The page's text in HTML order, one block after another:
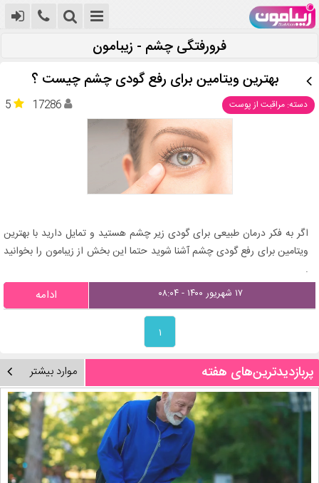
فرورفتگی چشم - زیبامون
بهترین ویتامین برای رفع گودی چشم چیست ؟
دسته: مراقبت از پوست 5 17286
اگر به فکر درمان طبیعی برای گودی زیر چشم هستید و تمایل دارید با بهترین
ویتامین برای رفع گودی چشم آشنا شوید حتما این بخش از زیبامون را بخوانید
.
۱۷ شهریور ۱۴۰۰ - ۰۸:۰۴ ادامه
۱
پربازدیدترین‌های هفته موارد بیشتر